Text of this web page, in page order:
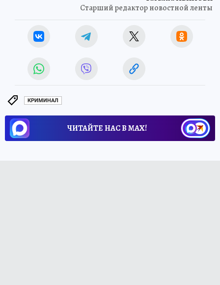
Старший редактор новостной ленты
КРИМИНАЛ
ЧИТАЙТЕ НАС В МАХ!